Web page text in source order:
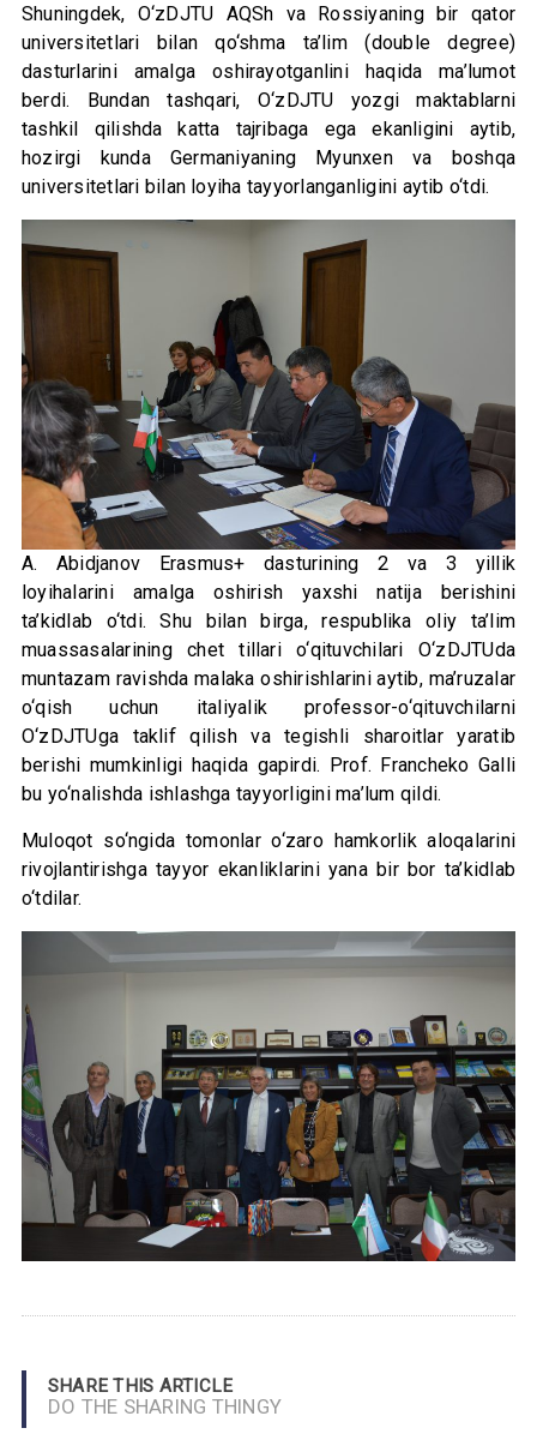
Shuningdek, O‘zDJTU AQSh va Rossiyaning bir qator
universitetlari bilan qo‘shma ta’lim (double degree)
dasturlarini amalga oshirayotganlini haqida ma’lumot
berdi. Bundan tashqari, O‘zDJTU yozgi maktablarni
tashkil qilishda katta tajribaga ega ekanligini aytib,
hozirgi kunda Germaniyaning Myunxen va boshqa
universitetlari bilan loyiha tayyorlanganligini aytib o‘tdi.
A. Abidjanov Erasmus+ dasturining 2 va 3 yillik
loyihalarini amalga oshirish yaxshi natija berishini
ta’kidlab o‘tdi. Shu bilan birga, respublika oliy ta’lim
muassasalarining chet tillari o‘qituvchilari O‘zDJTUda
muntazam ravishda malaka oshirishlarini aytib, ma’ruzalar
o‘qish uchun italiyalik professor-o‘qituvchilarni
O‘zDJTUga taklif qilish va tegishli sharoitlar yaratib
berishi mumkinligi haqida gapirdi. Prof. Francheko Galli
bu yo‘nalishda ishlashga tayyorligini ma’lum qildi.
Muloqot so‘ngida tomonlar o‘zaro hamkorlik aloqalarini
rivojlantirishga tayyor ekanliklarini yana bir bor ta’kidlab
o‘tdilar.
SHARE THIS ARTICLE
DO THE SHARING THINGY